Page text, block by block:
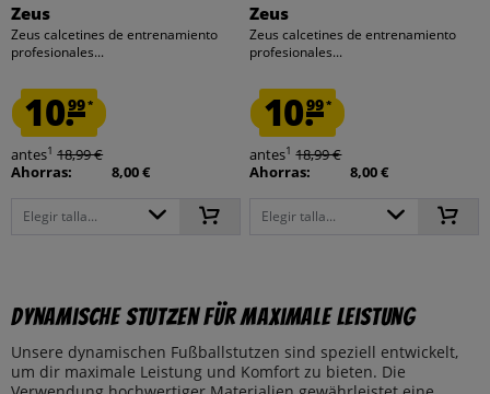
Zeus
Zeus calcetines de entrenamiento
profesionales...
10.99*
antes1 18,99 €
Ahorras:
8,00 €
Elegir talla...
Zeus
Zeus calcetines de entrenamiento
profesionales...
10.99*
antes1 18,99 €
Ahorras:
8,00 €
Elegir talla...
Dynamische Stutzen für maximale Leistung
Unsere dynamischen Fußballstutzen sind speziell entwickelt,
um dir maximale Leistung und Komfort zu bieten. Die